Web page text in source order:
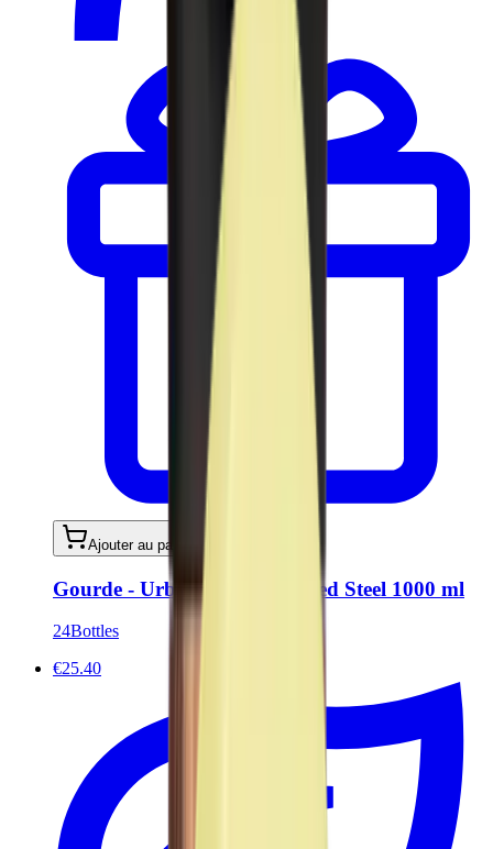
Ajouter au panier
Gourde - Urban Bottle Brushed Steel 1000 ml
24Bottles
€25.40